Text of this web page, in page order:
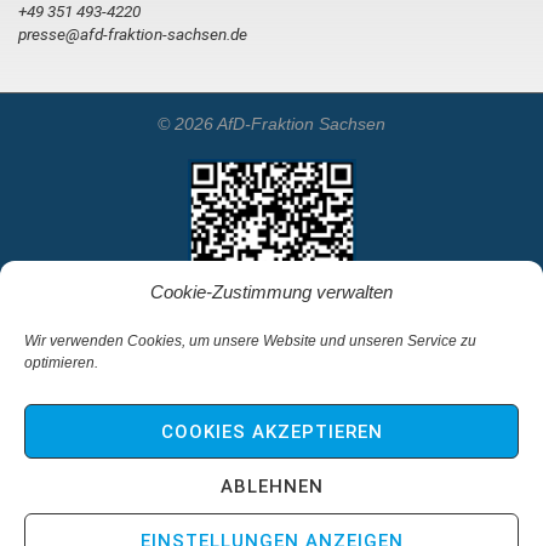
Cookie-Zustimmung verwalten
Wir verwenden Cookies, um unsere Website und unseren Service zu
optimieren.
COOKIES AKZEPTIEREN
ABLEHNEN
EINSTELLUNGEN ANZEIGEN
+49 351 493-4220
presse@afd-fraktion-sachsen.de
© 2026 AfD-Fraktion Sachsen
Startseite
Kontakt
Impressum & Haftungsausschluss
Datenschutz